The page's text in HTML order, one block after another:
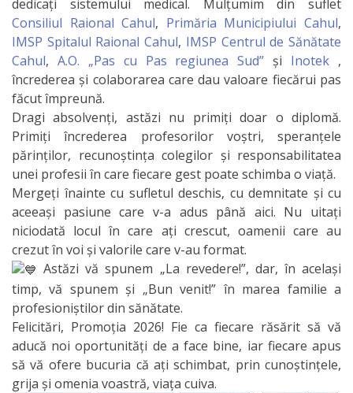
Organizare
Secții
Secția
didactică
Nr.1
Secția
didactică
Nr.2
Secția
didactică
PRI
dedicați sistemului medical. Mulțumim din suflet
Consiliul Raional Cahul, Primăria Municipiului Cahul,
IMSP Spitalul Raional Cahul, IMSP Centrul de Sănătate
Cahul, A.O. „Pas cu Pas regiunea Sud” și Inotek ,
încrederea și colaborarea care dau valoare fiecărui pas
făcut împreună.
Dragi absolvenți, astăzi nu primiți doar o diplomă.
Primiți încrederea profesorilor voștri, speranțele
părinților, recunoștința colegilor și responsabilitatea
unei profesii în care fiecare gest poate schimba o viață.
Mergeți înainte cu sufletul deschis, cu demnitate și cu
aceeași pasiune care v-a adus până aici. Nu uitați
niciodată locul în care ați crescut, oamenii care au
crezut în voi și valorile care v-au format.
Astăzi vă spunem „La revedere!”, dar, în același
timp, vă spunem și „Bun venit!” în marea familie a
profesioniștilor din sănătate.
Felicitări, Promoția 2026! Fie ca fiecare răsărit să vă
aducă noi oportunități de a face bine, iar fiecare apus
să vă ofere bucuria că ați schimbat, prin cunoștințele,
grija și omenia voastră, viața cuiva.